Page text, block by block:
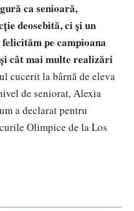
ca senioară,
deosebită, ci și un
pe campioana
cât mai multe realizări
cucerit la bârnă de eleva
de seniorat, Alexia
a declarat pentru
Olimpice de la Los